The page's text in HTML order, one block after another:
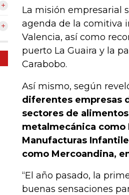
La misión empresarial
agenda de la comitiva
Valencia, así como
puerto La Guaira y la
Carabobo.
Así mismo, según
diferentes empresas
sectores de
metalmecánica como
Manufacturas
como Mercoandina,
“El año pasado, la
buenas sensaciones